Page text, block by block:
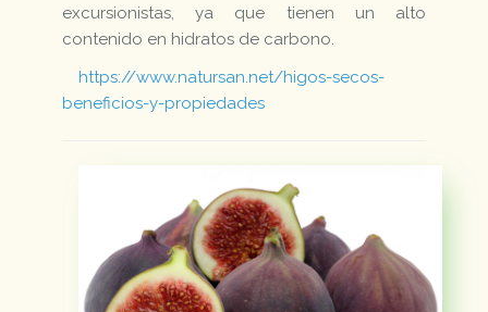
excursionistas, ya que tienen un alto
contenido en hidratos de carbono.
https://www.natursan.net/higos-secos-
beneficios-y-propiedades